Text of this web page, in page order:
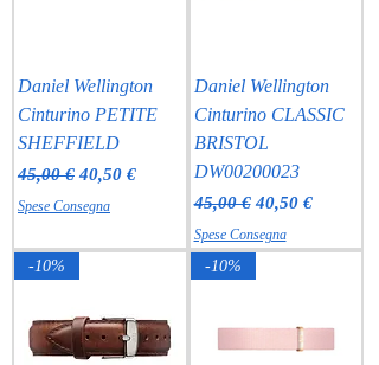
Daniel Wellington
Cinturino PETITE
SHEFFIELD
Prezzo regolare
45,00 €Prezzo scontato
40,50 €
Spese Consegna
Daniel Wellington
Cinturino CLASSIC
BRISTOL
DW00200023
Prezzo regolare
45,00 € Prezzo scontato
40,50 €
Spese Consegna
-10% -10%